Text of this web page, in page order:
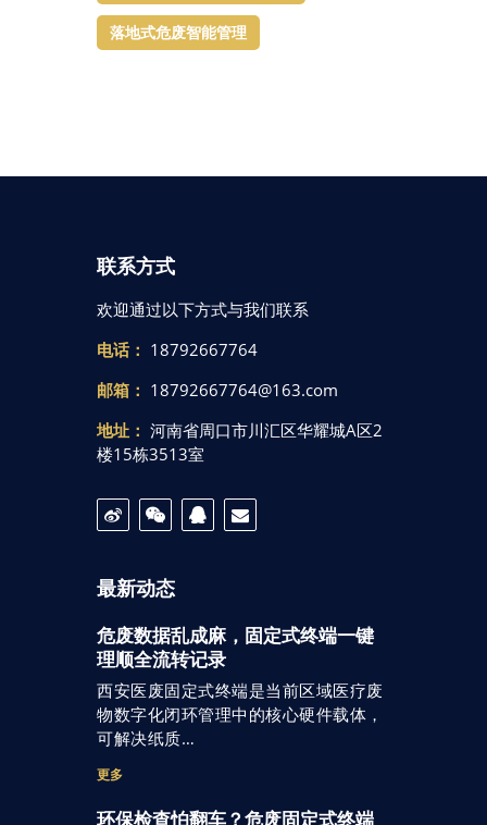
落地式危废智能管理
联系方式
欢迎通过以下方式与我们联系
电话： 18792667764
邮箱： 18792667764@163.com
地址： 河南省周口市川汇区华耀城A区2
楼15栋3513室
最新动态
危废数据乱成麻，固定式终端一键
理顺全流转记录
西安医废固定式终端是当前区域医疗废
物数字化闭环管理中的核心硬件载体，
可解决纸质…
更多
环保检查怕翻车？危废固定式终端